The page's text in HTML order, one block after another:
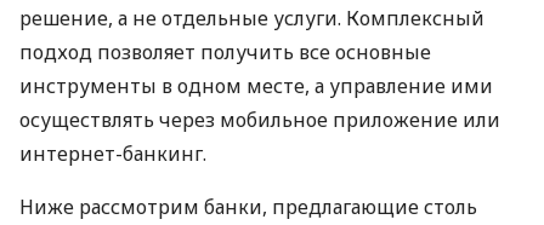
решение, а не отдельные услуги. Комплексный
подход позволяет получить все основные
инструменты в одном месте, а управление ими
осуществлять через мобильное приложение или
интернет-банкинг.
Ниже рассмотрим банки, предлагающие столь